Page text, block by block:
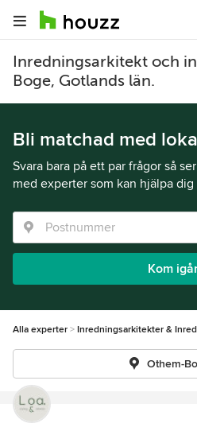
Inredningsarkitekt och
Boge, Gotlands län.
Bli matchad med
Svara bara på ett par frågor så
med experter som kan hjälpa dig
Kom
Alla experter Inredningsarkitekter &
Othem-